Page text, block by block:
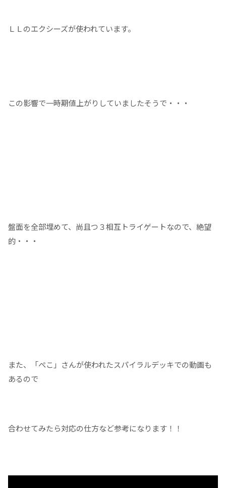
ＬＬのエクシーズが使われています。
この影響で一時期値上がりしていましたそうで・・・
盤面を全部埋めて、尚且つ３相互トライゲートなので、絶望
的・・・
また、「ぺこ」さんが使われたスパイラルデッキでの動画も
あるので
合わせてみたら対応の仕方など参考になります！！